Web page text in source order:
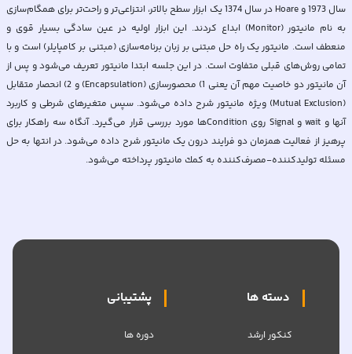
سال 1973 و Hoare در سال 1374 يک ابزار سطح بالاتر، انتزاعی‌تر و راحت‌تر برای همگام‌سازی
به نام مانيتور (Monitor) ابداع كردند. اين ابزار اوليه در عين سادگی بسيار قوی و
منعطف است. مانیتور يک راه حل مبتنی بر زبان برنامه‌سازی (مبتنی بر کامپايلر) است و با
تمامی روش‌های قبلی متفاوت است. در این جلسه ابتدا مانیتور تعریف می‌شود و پس از
آن مانيتور دو خاصيت مهم آن یعنی 1) محصورسازی (Encapsulation) و 2) انحصار متقابل
(Mutual Exclusion) ويژه مانيتور شرح داده می‌شود. سپس متغیرهای شرطی و کاربرد
آنها و wait و Signal روی Conditionها مورد بررسی قرار می‌گیرد. آنگاه سه راهکار برای
پرهيز از فعاليت همزمان دو فرايند درون يک مانيتور شرح داده می‌شود. در انتها به حل
مسئله تولیدكننده-مصرف‌كننده به كمك مانیتور پرداخته می‌شود.
دسته ها
کنکور ارشد
پشتیبانی
دوره ها